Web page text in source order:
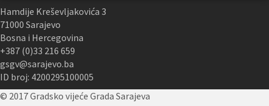
Hamdije Kreševljakovića 3
71000 Sarajevo
Bosna i Hercegovina
+387 (0)33 216 659
gsgv@sarajevo.ba
ID broj: 4200295100005
© 2017 Gradsko vijeće Grada Sarajeva